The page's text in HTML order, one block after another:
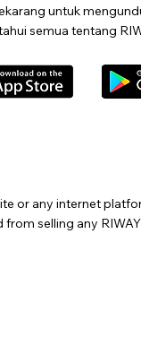
untuk
semua tentang
or any internet
selling any